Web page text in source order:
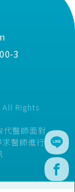
直接接觸桌
，防止餐具
，品質有保
嚴格檢驗，不
化劑、重金
3
Rights
代醫師面對
醫師進行